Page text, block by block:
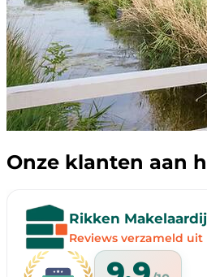
Onze klanten aan